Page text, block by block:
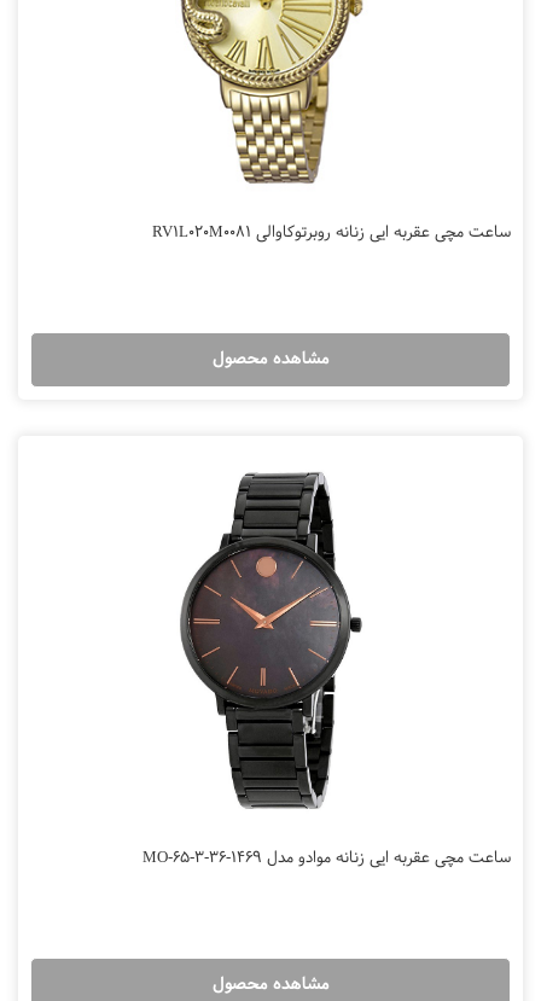
ساعت مچی عقربه ایی زنانه روبرتوکاوالی RV1L020M0081
مشاهده محصول
ساعت مچی عقربه ایی زنانه موادو مدل MO-65-3-36-1469
مشاهده محصول